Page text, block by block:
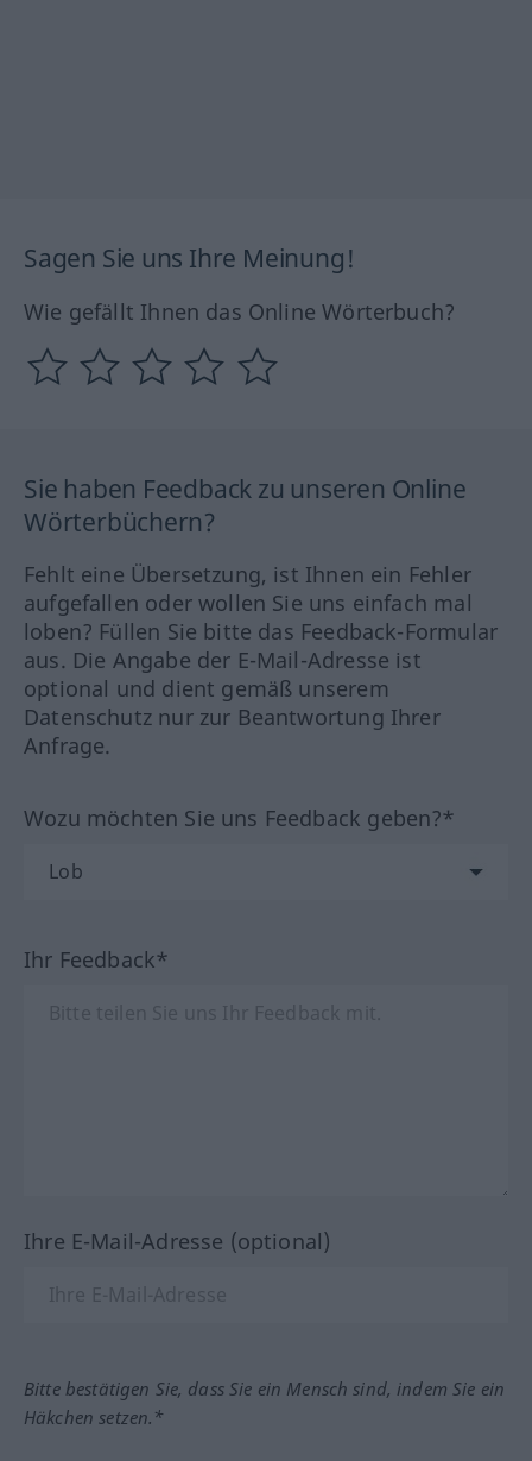
Sagen Sie uns Ihre Meinung!
Wie gefällt Ihnen das Online Wörterbuch?
Sie haben Feedback zu unseren Online
Wörterbüchern?
Fehlt eine Übersetzung, ist Ihnen ein Fehler
aufgefallen oder wollen Sie uns einfach mal
loben? Füllen Sie bitte das Feedback-Formular
aus. Die Angabe der E-Mail-Adresse ist
optional und dient gemäß unserem
Datenschutz nur zur Beantwortung Ihrer
Anfrage.
Wozu möchten Sie uns Feedback geben?*
Ihr Feedback*
Ihre E-Mail-Adresse (optional)
Bitte bestätigen Sie, dass Sie ein Mensch sind, indem Sie ein
Häkchen setzen.*